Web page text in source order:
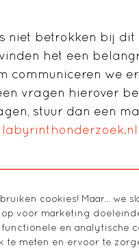
cookies! Maar... we
voor marketing
en analytische
te meten en ervoor te
niet betrokken bij dit
het een
communiceren we
vragen hierover
stuur dan een